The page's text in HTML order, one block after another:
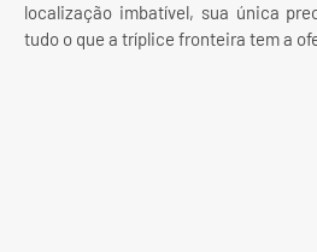
localização imbatível, sua única
tudo o que a tríplice fronteira tem a